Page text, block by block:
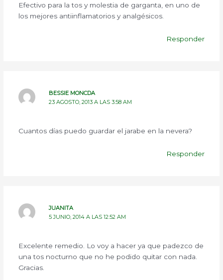
Efectivo para la tos y molestia de garganta, en uno de
los mejores antiinflamatorios y analgésicos.
Responder
BESSIE MONCDA
23 AGOSTO, 2013 A LAS 3:58 AM
Cuantos días puedo guardar el jarabe en la nevera?
Responder
JUANITA
5 JUNIO, 2014 A LAS 12:52 AM
Excelente remedio. Lo voy a hacer ya que padezco de
una tos nocturno que no he podido quitar con nada.
Gracias.